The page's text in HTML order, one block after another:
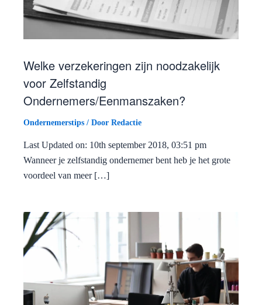
Welke verzekeringen zijn noodzakelijk
voor Zelfstandig
Ondernemers/Eenmanszaken?
Ondernemerstips / Door Redactie
Last Updated on: 10th september 2018, 03:51 pm
Wanneer je zelfstandig ondernemer bent heb je het grote
voordeel van meer […]